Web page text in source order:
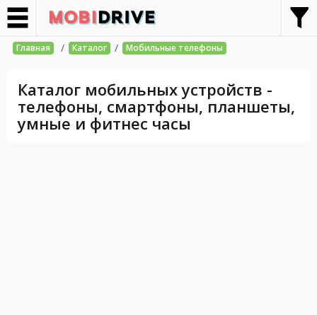
Главная / Каталог / Мобильные телефоны
Каталог мобильных устройств -
телефоны, смартфоны, планшеты,
умные и фитнес часы